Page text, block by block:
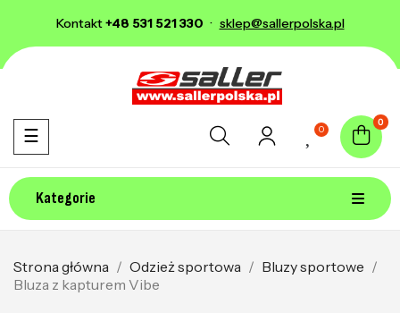
Kontakt+48 531 521 330 · sklep@sallerpolska.pl
0
0
Kategorie
Toggle navigation
☰
Strona główna Odzież sportowa
Bluzy sportowe
Bluza z kapturem Vibe